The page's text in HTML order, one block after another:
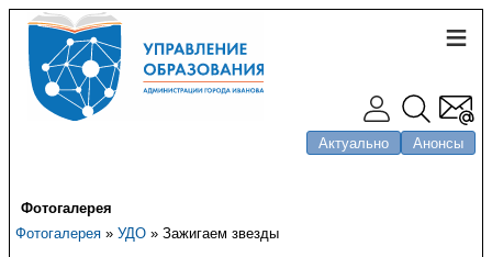
Актуально Анонсы
Фотогалерея
Фотогалерея » УДО » Зажигаем звезды